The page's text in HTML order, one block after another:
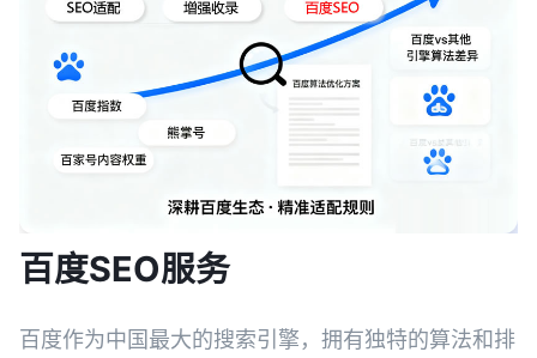
百度SEO服务
百度作为中国最大的搜索引擎，拥有独特的算法和排